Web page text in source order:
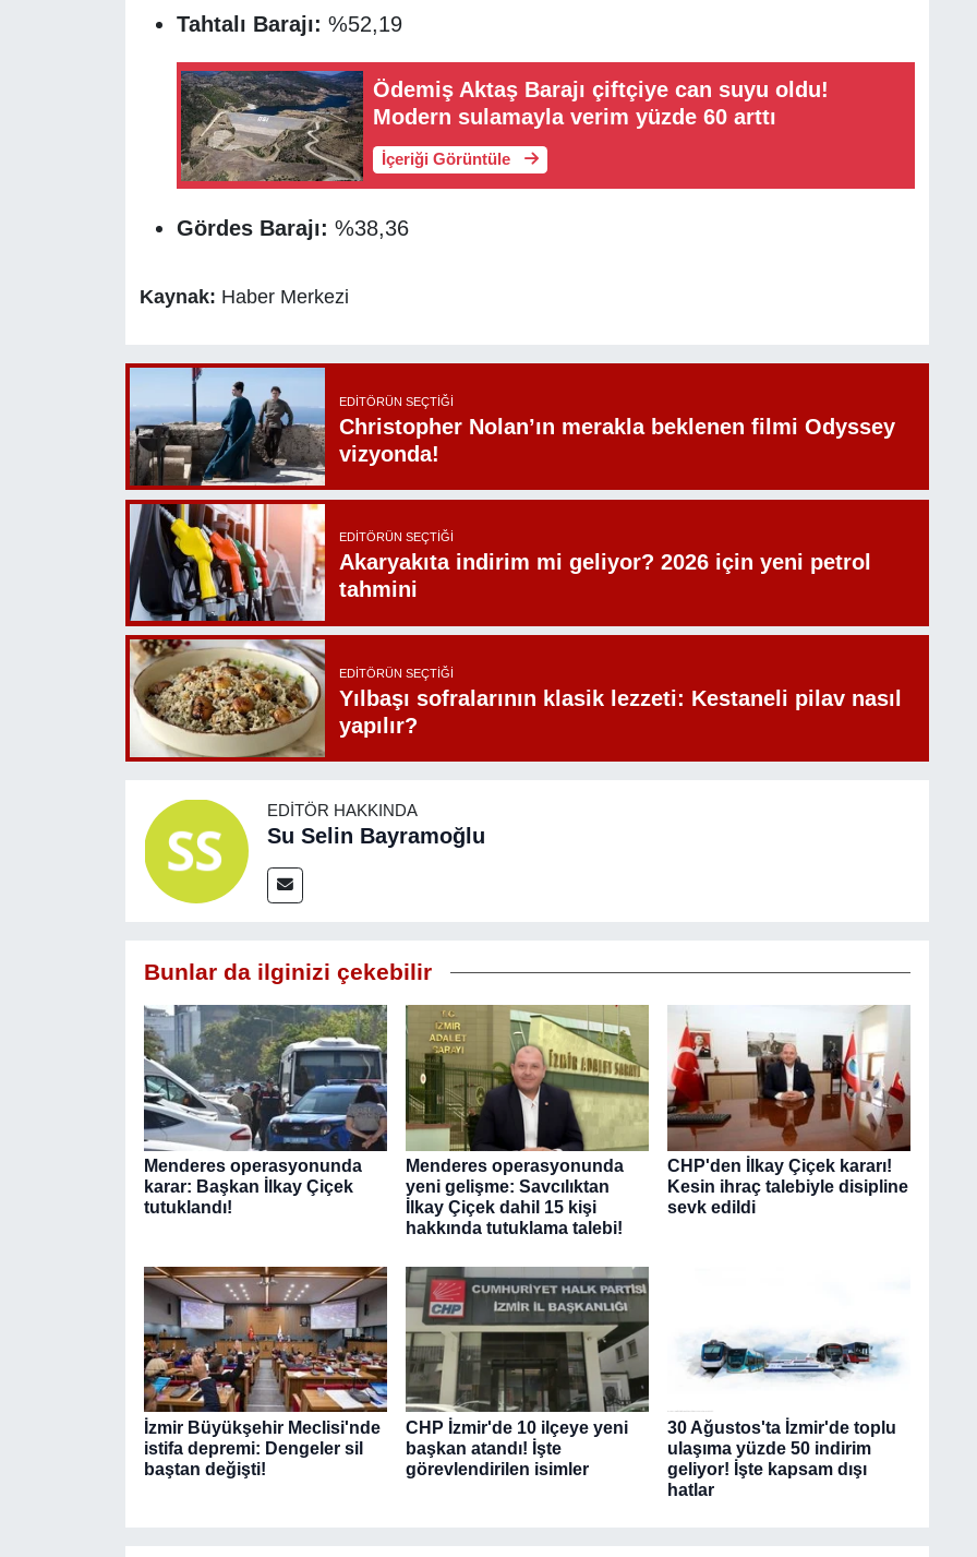
Tahtalı Barajı: %52,19
Ödemiş Aktaş Barajı çiftçiye can suyu oldu!
Modern sulamayla verim yüzde 60 arttı
İçeriği Görüntüle
Gördes Barajı: %38,36
Kaynak: Haber Merkezi
EDITÖRÜN SEÇTIĞI
Christopher Nolan’ın merakla beklenen filmi Odyssey
vizyonda!
EDITÖRÜN SEÇTIĞI
Akaryakıta indirim mi geliyor? 2026 için yeni petrol
tahmini
EDITÖRÜN SEÇTIĞI
Yılbaşı sofralarının klasik lezzeti: Kestaneli pilav nasıl
yapılır?
EDITÖR HAKKINDA
Su Selin Bayramoğlu
Bunlar da ilginizi çekebilir
Menderes operasyonunda
karar: Başkan İlkay Çiçek
tutuklandı!
Menderes operasyonunda
yeni gelişme: Savcılıktan
İlkay Çiçek dahil 15 kişi
hakkında tutuklama talebi!
CHP'den İlkay Çiçek kararı!
Kesin ihraç talebiyle disipline
sevk edildi
İzmir Büyükşehir Meclisi'nde
istifa depremi: Dengeler sil
baştan değişti!
CHP İzmir'de 10 ilçeye yeni
başkan atandı! İşte
görevlendirilen isimler
30 Ağustos'ta İzmir'de toplu
ulaşıma yüzde 50 indirim
geliyor! İşte kapsam dışı
hatlar